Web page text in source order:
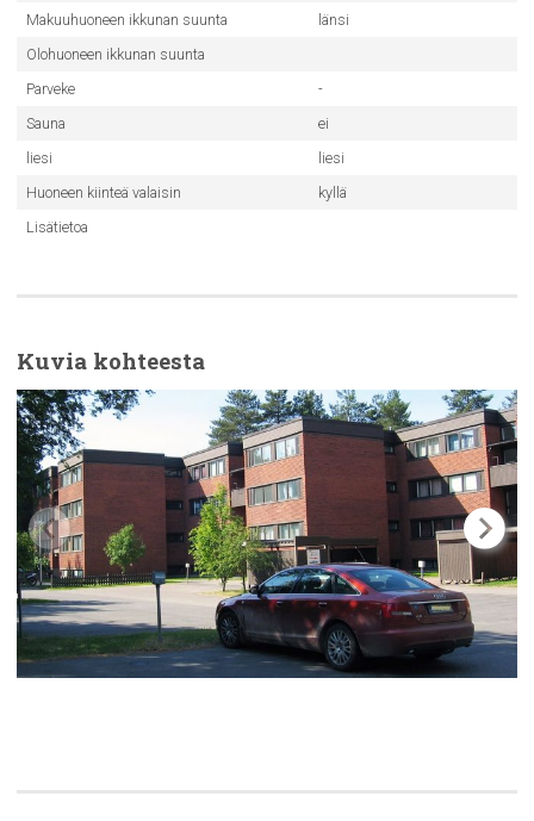
Makuuhuoneen ikkunan suunta
länsi
Olohuoneen ikkunan suunta
Parveke
-
Sauna
ei
liesi
liesi
Huoneen kiinteä valaisin
kyllä
Lisätietoa
Kuvia kohteesta